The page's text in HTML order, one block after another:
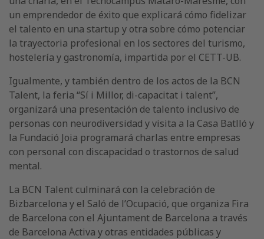
un emprendedor de éxito que explicará cómo fidelizar
el talento en una startup y otra sobre cómo potenciar
la trayectoria profesional en los sectores del turismo,
hostelería y gastronomía, impartida por el CETT-UB.
Igualmente, y también dentro de los actos de la BCN
Talent, la feria “Sí i Millor, di-capacitat i talent”,
organizará una presentación de talento inclusivo de
personas con neurodiversidad y visita a la Casa Batlló y
la Fundació Joia programará charlas entre empresas
con personal con discapacidad o trastornos de salud
mental.
La BCN Talent culminará con la celebración de
Bizbarcelona y el Saló de l’Ocupació, que organiza Fira
de Barcelona con el Ajuntament de Barcelona a través
de Barcelona Activa y otras entidades públicas y